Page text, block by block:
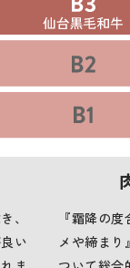
、
い
『霜降の
メや締まり